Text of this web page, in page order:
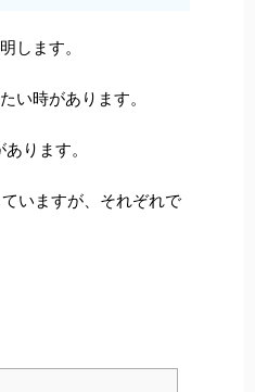
します。
い時があります。
ります。
いますが、それぞれで